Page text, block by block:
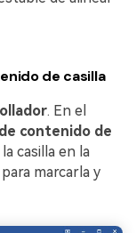
de casilla
. En el
contenido de
casilla en la
marcarla y